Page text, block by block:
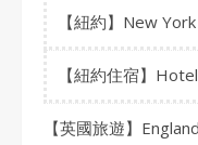
【紐約】New York
【紐約住宿】
【英國旅遊】England